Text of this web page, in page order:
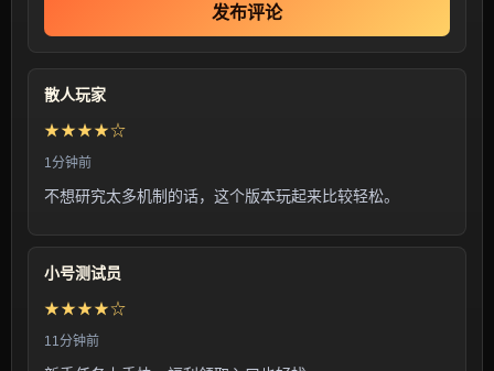
发布评论
散人玩家
★★★★☆
1分钟前
不想研究太多机制的话，这个版本玩起来比较轻松。
小号测试员
★★★★☆
11分钟前